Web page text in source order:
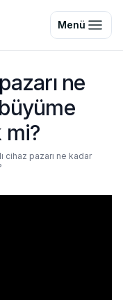
Menü
ne
mi?
cihaz pazarı ne kadar